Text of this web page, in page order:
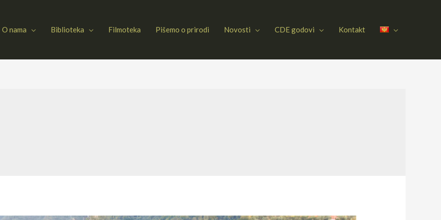
O nama Biblioteka Filmoteka Pišemo o prirodi Novosti CDE godovi Kontakt